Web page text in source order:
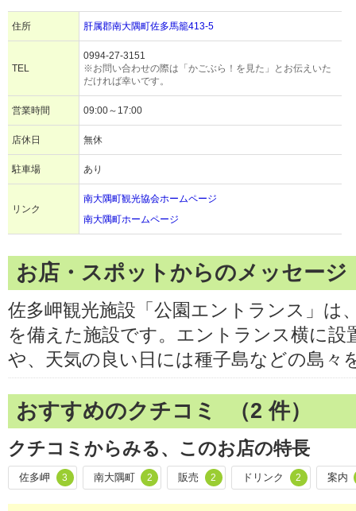
住所 肝属郡南大隅町佐多馬籠413-5
TEL
0994-27-3151
※お問い合わせの際は「かごぶら！を見た」とお伝えいた
だければ幸いです。
営業時間 09:00～17:00
店休日 無休
駐車場 あり
リンク
南大隅町観光協会ホームページ
南大隅町ホームページ
お店・スポットからのメッセージ
佐多岬観光施設「公園エントランス」は
を備えた施設です。エントランス横に設
や、天気の良い日には種子島などの島々
おすすめのクチコミ （2 件）
クチコミからみる、このお店の特長
佐多岬 3 南大隅町 2 販売 2 ドリンク 2 案内